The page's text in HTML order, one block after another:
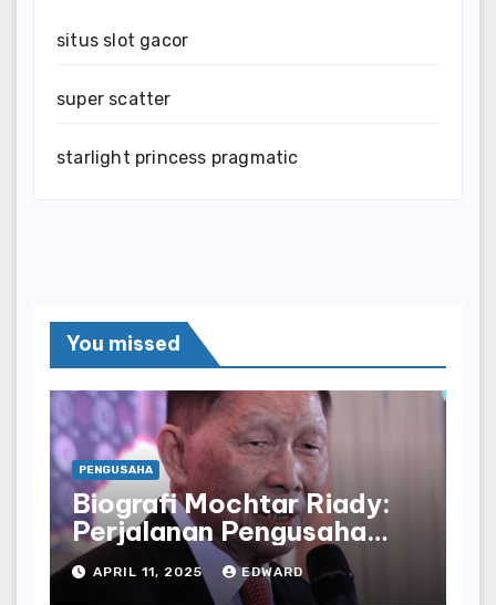
situs slot gacor
super scatter
starlight princess pragmatic
You missed
PENGUSAHA
Biografi Mochtar Riady:
Perjalanan Pengusaha
yang Mendirikan Lippo
Group
APRIL 11, 2025 EDWARD